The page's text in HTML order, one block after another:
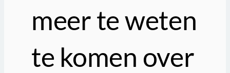
meer te weten
te komen over